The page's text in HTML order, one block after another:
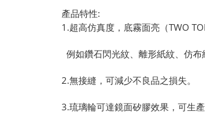
產品特性:
1.超高仿真度，底霧面亮（TWO
例如鑽石閃光紋、離形紙紋、仿布
2.無接縫，可減少不良品之損失。
3.琉璃輪可達鏡面矽膠效果，可生產